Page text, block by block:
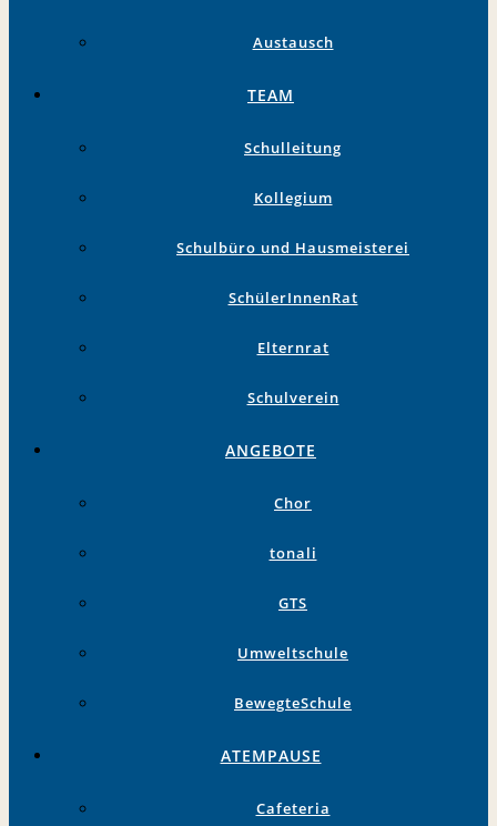
Austausch
TEAM
Schulleitung
Kollegium
Schulbüro und Hausmeisterei
SchülerInnenRat
Elternrat
Schulverein
ANGEBOTE
Chor
tonali
GTS
Umweltschule
BewegteSchule
ATEMPAUSE
Cafeteria